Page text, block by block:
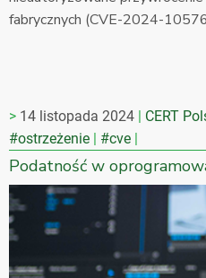
fabrycznych (CVE-2024-
14 listopada 2024 CERT
#ostrzeżenie
#cve
Podatność w